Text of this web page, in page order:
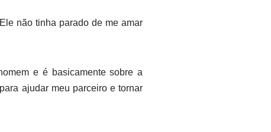
não tinha parado de me amar
e é basicamente sobre a
ajudar meu parceiro e tornar